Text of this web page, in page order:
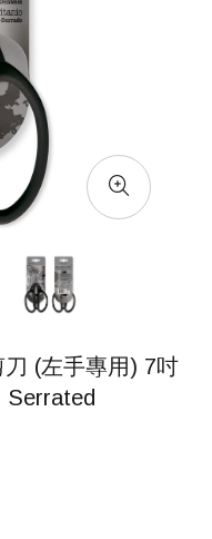
(左手專用) 7吋
Serrated